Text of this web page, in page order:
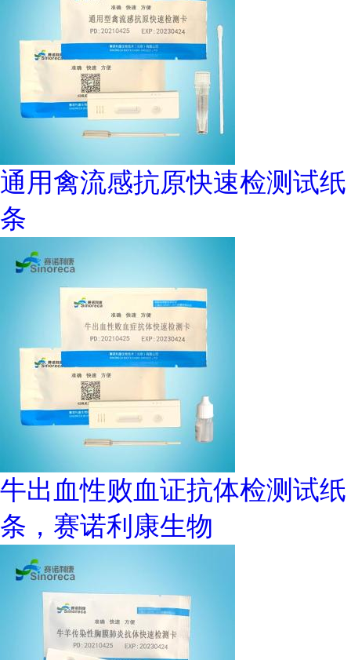
通用禽流感抗原快速检测试纸
条
牛出血性败血证抗体检测试纸
条，赛诺利康生物